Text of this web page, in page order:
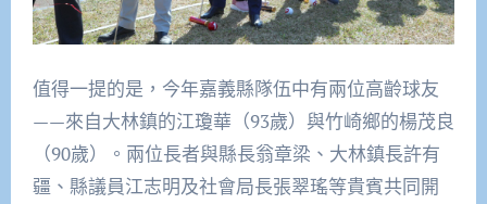
值得一提的是，今年嘉義縣隊伍中有兩位高齡球友
——來自大林鎮的江瓊華（93歲）與竹崎鄉的楊茂良
（90歲）。兩位長者與縣長翁章梁、大林鎮長許有
疆、縣議員江志明及社會局長張翠瑤等貴賓共同開